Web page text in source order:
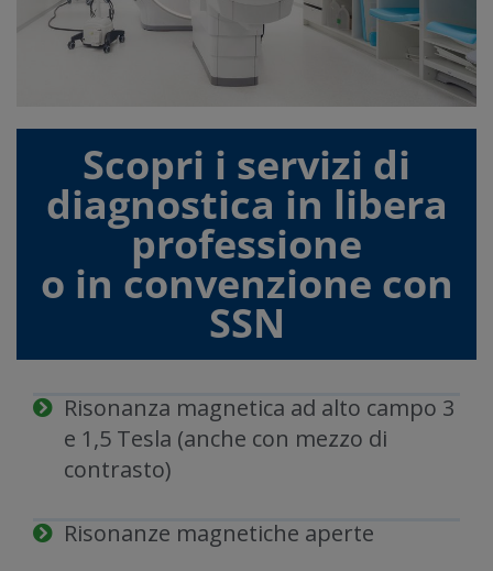
Scopri i servizi di
diagnostica in libera
professione
o in convenzione con
SSN
Risonanza magnetica ad alto campo 3
e 1,5 Tesla (anche con mezzo di
contrasto)
Risonanze magnetiche aperte